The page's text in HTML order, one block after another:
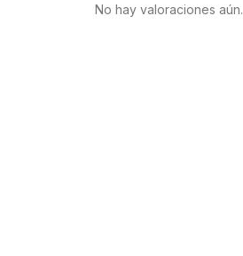
No hay valoraciones aún.